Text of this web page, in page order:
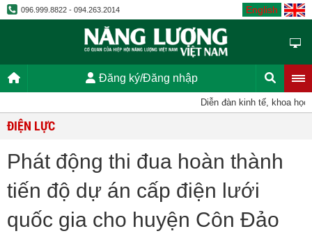
096.999.8822 - 094.263.2014 English
Đăng ký/Đăng nhập
Diễn đàn kinh tế, khoa học,
ĐIỆN LỰC
Phát động thi đua hoàn thành
tiến độ dự án cấp điện lưới
quốc gia cho huyện Côn Đảo